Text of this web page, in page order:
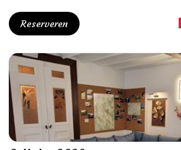
Reserveren